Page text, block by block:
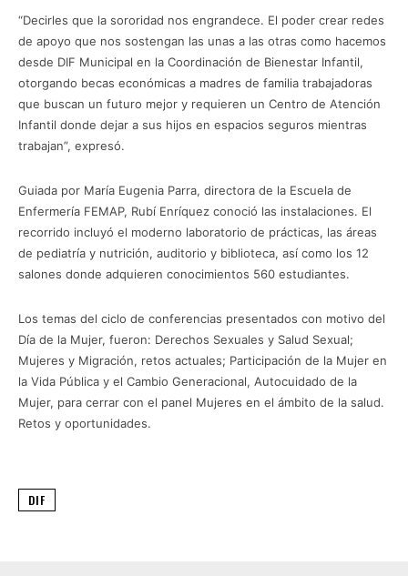
“Decirles que la sororidad nos engrandece. El poder crear redes
de apoyo que nos sostengan las unas a las otras como hacemos
desde DIF Municipal en la Coordinación de Bienestar Infantil,
otorgando becas económicas a madres de familia trabajadoras
que buscan un futuro mejor y requieren un Centro de Atención
Infantil donde dejar a sus hijos en espacios seguros mientras
trabajan”, expresó.
Guiada por María Eugenia Parra, directora de la Escuela de
Enfermería FEMAP, Rubí Enríquez conoció las instalaciones. El
recorrido incluyó el moderno laboratorio de prácticas, las áreas
de pediatría y nutrición, auditorio y biblioteca, así como los 12
salones donde adquieren conocimientos 560 estudiantes.
Los temas del ciclo de conferencias presentados con motivo del
Día de la Mujer, fueron: Derechos Sexuales y Salud Sexual;
Mujeres y Migración, retos actuales; Participación de la Mujer en
la Vida Pública y el Cambio Generacional, Autocuidado de la
Mujer, para cerrar con el panel Mujeres en el ámbito de la salud.
Retos y oportunidades.
DIF